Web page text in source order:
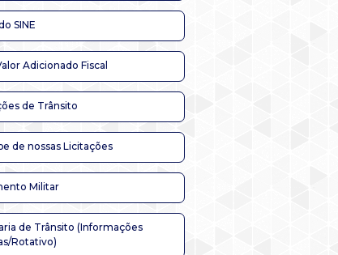
SINE
Adicionado Fiscal
de Trânsito
de nossas Licitações
Militar
de Trânsito (Informações
Rotativo)